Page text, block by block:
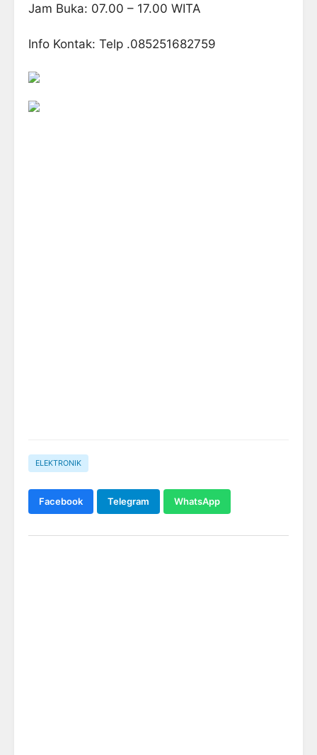
Jam Buka: 07.00 – 17.00 WITA
Info Kontak: Telp .085251682759
ELEKTRONIK
Facebook Telegram WhatsApp